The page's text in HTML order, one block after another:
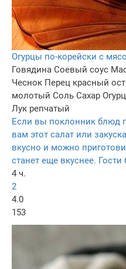
Огурцы по-корейски с
Говядина Соевый соус
Чеснок Перец красный
молотый Соль Сахар
Лук репчатый
Если вы поклонник блюд
вам этот салат или
вкусно и можно
станет еще вкуснее. Гости
4 ч.
2
4.0
153